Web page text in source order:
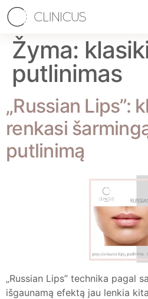
Žyma:
putlinimas
„Russian Lips”:
renkasi
putlinimą
„Russian Lips” technika pagal
išgaunamą efektą jau lenkia